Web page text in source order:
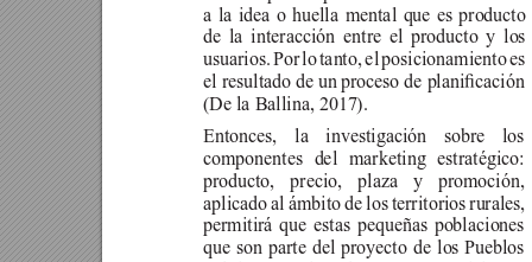
a la idea o huella mental que es producto
de la interacción entre el producto y
usuarios. Por lo tanto, el posicionamiento es
el resultado de un proceso de planicación
(De la Ballina, 2017).
Entonces, la investigación sobre
componentes del marketing
producto, precio, plaza y
aplicado al ámbito de los territorios rurales,
permitirá que estas pequeñas poblaciones
que son parte del proyecto de los Pueblos